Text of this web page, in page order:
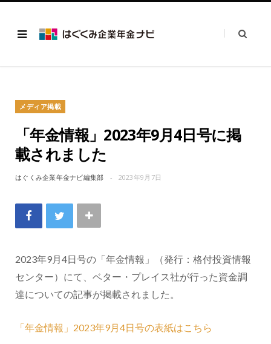
メディア掲載
「年金情報」2023年9月4日号に掲
載されました
はぐくみ企業年金ナビ編集部 2023年9月7日
2023年9月4日号の「年金情報」（発行：格付投資情報
センター）にて、ベター・プレイス社が行った資金調
達についての記事が掲載されました。
「年金情報」2023年9月4日号の表紙はこちら